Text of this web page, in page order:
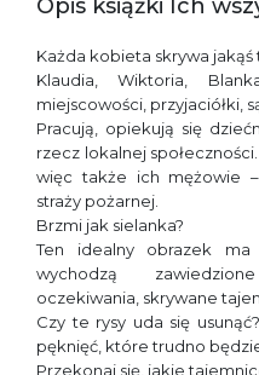
Opis książki Ich
Każda kobieta skrywa jakąś
Klaudia, Wiktoria,
miejscowości, przyjaciółki,
Pracują, opiekują się
rzecz lokalnej
więc także ich mężowie
straży pożarnej.
Brzmi jak sielanka?
Ten idealny obrazek
wychodzą
oczekiwania, skrywane
Czy te rysy uda się
pęknięć, które trudno
Przekonaj się, jakie